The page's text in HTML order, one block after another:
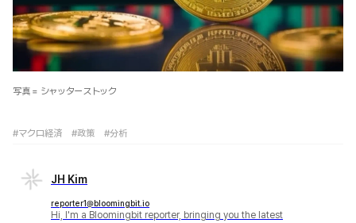
写真 = シャッターストック
#マクロ経済 #政策 #分析
JH Kim
reporter1@bloomingbit.io
Hi, I'm a Bloomingbit reporter, bringing you the latest